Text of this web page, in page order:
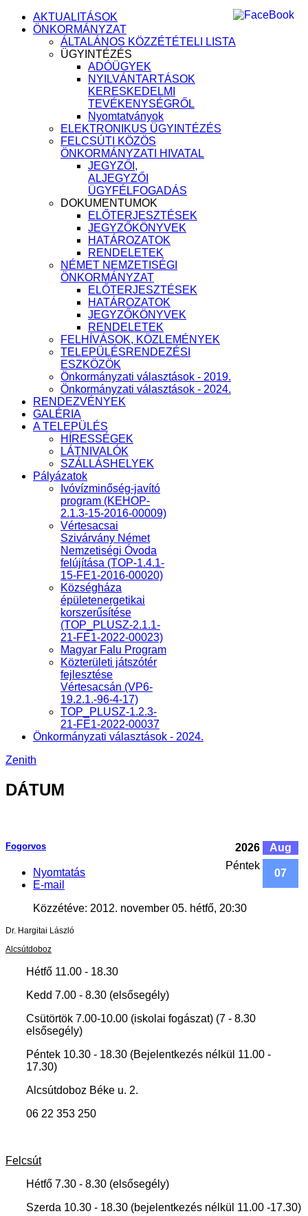
AKTUALITÁSOK
ÖNKORMÁNYZAT
ÁLTALÁNOS KÖZZÉTÉTELI LISTA
ÜGYINTÉZÉS
ADÓÜGYEK
NYILVÁNTARTÁSOK
KERESKEDELMI
TEVÉKENYSÉGRŐL
Nyomtatványok
ELEKTRONIKUS ÜGYINTÉZÉS
FELCSÚTI KÖZÖS
ÖNKORMÁNYZATI HIVATAL
JEGYZŐI,
ALJEGYZŐI
ÜGYFÉLFOGADÁS
DOKUMENTUMOK
ELŐTERJESZTÉSEK
JEGYZŐKÖNYVEK
HATÁROZATOK
RENDELETEK
NÉMET NEMZETISÉGI
ÖNKORMÁNYZAT
ELŐTERJESZTÉSEK
HATÁROZATOK
JEGYZŐKÖNYVEK
RENDELETEK
FELHÍVÁSOK, KÖZLEMÉNYEK
TELEPÜLÉSRENDEZÉSI
ESZKÖZÖK
Önkormányzati választások - 2019.
Önkormányzati választások - 2024.
RENDEZVÉNYEK
GALÉRIA
A TELEPÜLÉS
HÍRESSÉGEK
LÁTNIVALÓK
SZÁLLÁSHELYEK
Pályázatok
Ivóvízminőség-javító
program (KEHOP-
2.1.3-15-2016-00009)
Vértesacsai
Szivárvány Német
Nemzetiségi Óvoda
felújítása (TOP-1.4.1-
15-FE1-2016-00020)
Községháza
épületenergetikai
korszerűsítése
(TOP_PLUSZ-2.1.1-
21-FE1-2022-00023)
Magyar Falu Program
Közterületi játszótér
fejlesztése
Vértesacsán (VP6-
19.2.1.-96-4-17)
TOP_PLUSZ-1.2.3-
21-FE1-2022-00037
Önkormányzati választások - 2024.
Zenith
DÁTUM
2026
Aug
Péntek
07
Fogorvos
Nyomtatás
E-mail
Közzétéve: 2012. november 05. hétfő, 20:30
Dr. Hargitai László
Alcsútdoboz
Hétfő 11.00 - 18.30
Kedd 7.00 - 8.30 (elsősegély)
Csütörtök 7.00-10.00 (iskolai fogászat) (7 - 8.30
elsősegély)
Péntek 10.30 - 18.30 (Bejelentkezés nélkül 11.00 -
17.30)
Alcsútdoboz Béke u. 2.
06 22 353 250
Felcsút
Hétfő 7.30 - 8.30 (elsősegély)
Szerda 10.30 - 18.30 (bejelentkezés nélkül 11.00 -17.30)